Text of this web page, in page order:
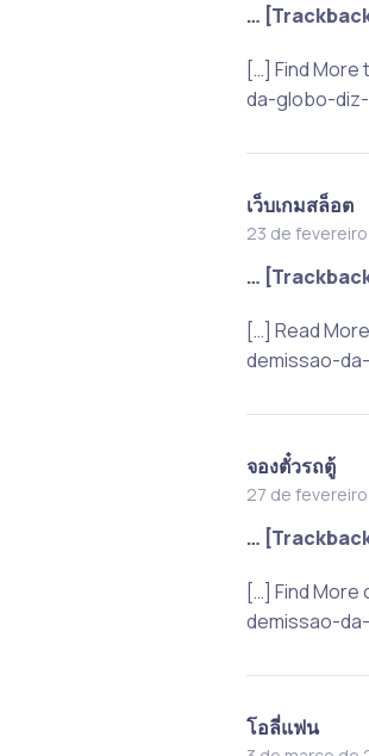
…
[…] Find
da-globo-
เว็บเกมสล็อต
23 de
…
[…] Read
demissao-
จองตั๋วรถตู้
27 de
…
[…] Find
demissao-
โอลี่แฟน